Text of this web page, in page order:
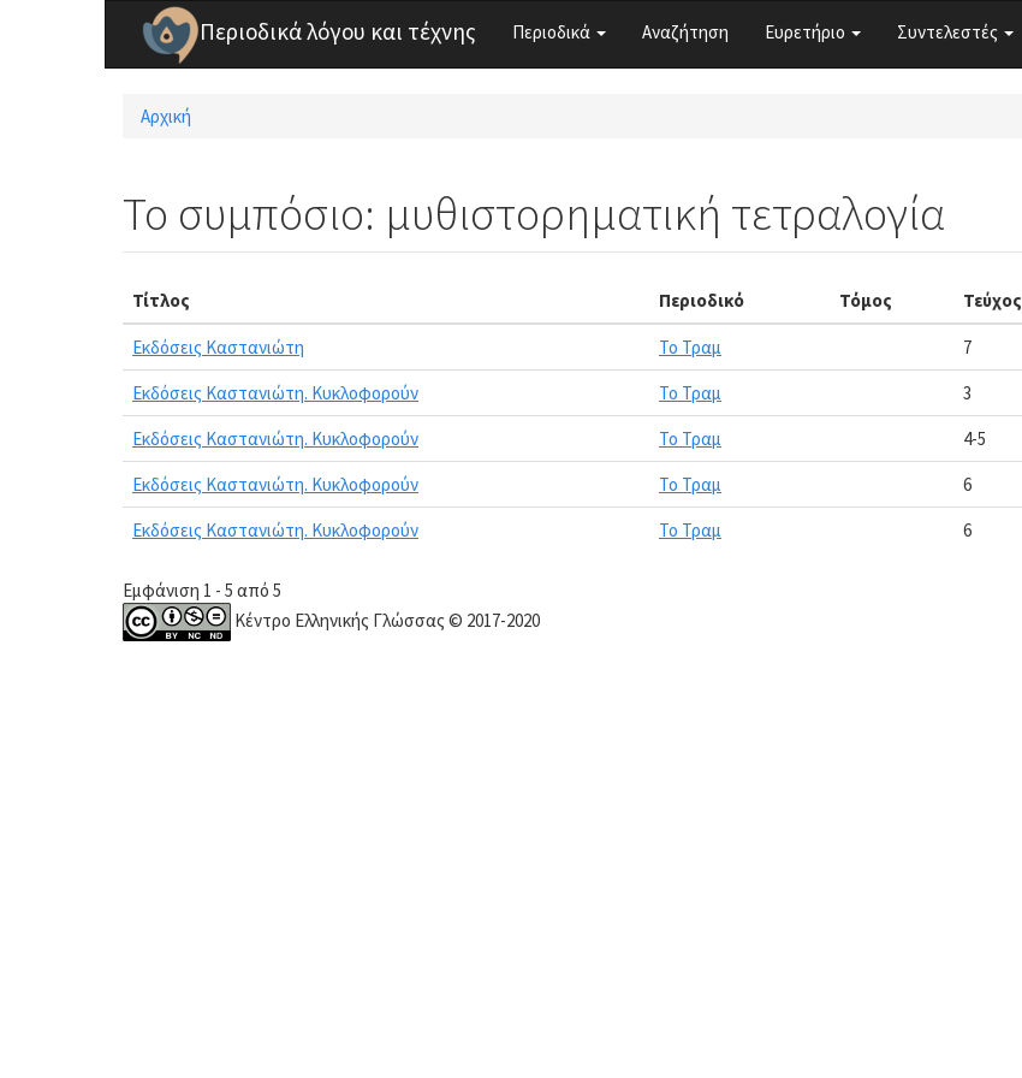
Παράκαμψη προς το κυρίως περιεχόμενο
Περιοδικά λόγου και τέχνης Περιοδικά Αναζήτηση Ευρετήριο Συντελεστές
Είστε εδώ
Αρχική
Το συμπόσιο: μυθιστορηματική τετραλογία
Τίτλος Περιοδικό Τόμος Τεύχος
Εκδόσεις Καστανιώτη Το Τραμ 7
Εκδόσεις Καστανιώτη. Κυκλοφορούν
Το Τραμ 3
Εκδόσεις Καστανιώτη. Κυκλοφορούν
Το Τραμ 4-5
Εκδόσεις Καστανιώτη. Κυκλοφορούν
Το Τραμ 6
Εκδόσεις Καστανιώτη. Κυκλοφορούν
Το Τραμ 6
Εμφάνιση 1 - 5 από 5
Κέντρο Ελληνικής Γλώσσας © 2017-2020